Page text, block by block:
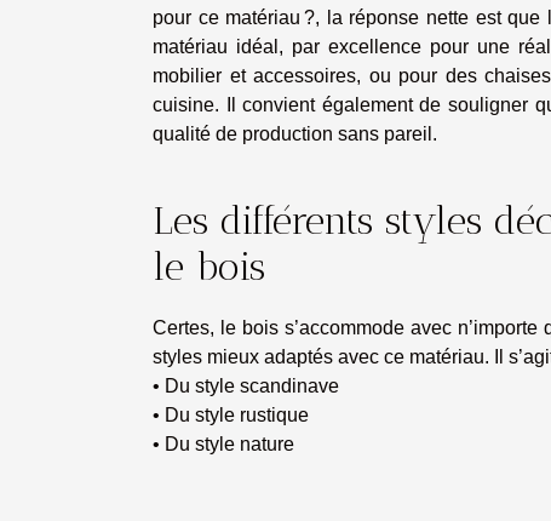
pour ce matériau ?, la réponse nette est
matériau idéal, par excellence pour une
mobilier et accessoires, ou pour des
cuisine. Il convient également de souligner
qualité de production sans pareil.
Les différents styles
le bois
Certes, le bois s’accommode avec
styles mieux adaptés avec ce matériau. Il
• Du style scandinave
• Du style rustique
• Du style nature